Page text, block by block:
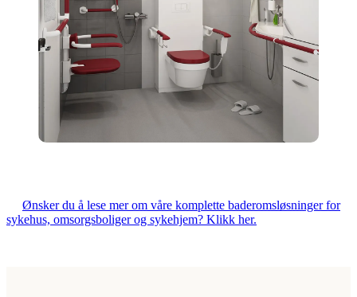
Ønsker du å lese mer om våre komplette baderomsløsninger for
sykehus, omsorgsboliger og sykehjem? Klikk her.